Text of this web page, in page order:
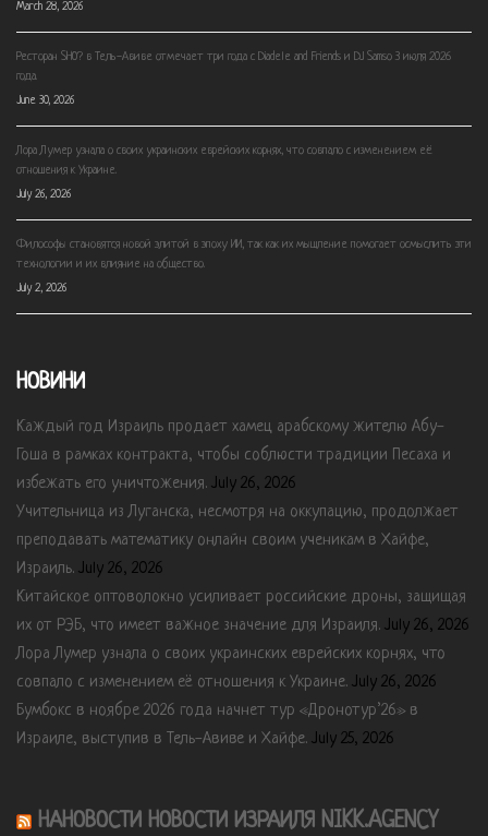
March 28, 2026
Ресторан SHO? в Тель-Авиве отмечает три года с Diadele and Friends и DJ Samso 3 июля 2026
года.
June 30, 2026
Лора Лумер узнала о своих украинских еврейских корнях, что совпало с изменением её
отношения к Украине.
July 26, 2026
Философы становятся новой элитой в эпоху ИИ, так как их мышление помогает осмыслить эти
технологии и их влияние на общество.
July 2, 2026
НОВИНИ
Каждый год Израиль продает хамец арабскому жителю Абу-
Гоша в рамках контракта, чтобы соблюсти традиции Песаха и
избежать его уничтожения. July 26, 2026
Учительница из Луганска, несмотря на оккупацию, продолжает
преподавать математику онлайн своим ученикам в Хайфе,
Израиль. July 26, 2026
Китайское оптоволокно усиливает российские дроны, защищая
их от РЭБ, что имеет важное значение для Израиля. July 26, 2026
Лора Лумер узнала о своих украинских еврейских корнях, что
совпало с изменением её отношения к Украине. July 26, 2026
Бумбокс в ноябре 2026 года начнет тур «Дронотур’26» в
Израиле, выступив в Тель-Авиве и Хайфе. July 25, 2026
НАНОВОСТИ НОВОСТИ ИЗРАИЛЯ NIKK.AGENCY